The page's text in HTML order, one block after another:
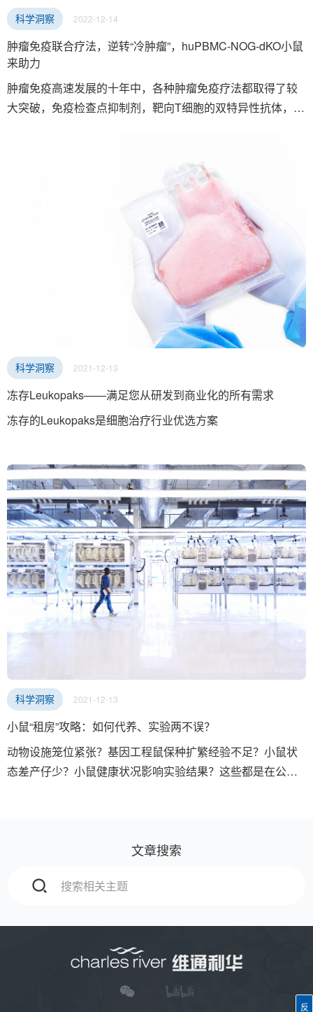
反
科学洞察 2022-12-14
肿瘤免疫联合疗法，逆转“冷肿瘤”，huPBMC-NOG-dKO小鼠
来助力
肿瘤免疫高速发展的十年中，各种肿瘤免疫疗法都取得了较
大突破，免疫检查点抑制剂，靶向T细胞的双特异性抗体，
因是在 “冷肿瘤”中几乎不存在免疫细胞，如何让免疫细胞浸
润这些肿瘤从而发挥抗肿瘤活性是需要解决的难题。
科学洞察 2021-12-13
冻存Leukopaks——满足您从研发到商业化的所有需求
冻存的Leukopaks是细胞治疗行业优选方案
科学洞察 2021-12-13
小鼠“租房”攻略：如何代养、实验两不误？
动物设施笼位紧张？基因工程鼠保种扩繁经验不足？小鼠状
态差产仔少？小鼠健康状况影响实验结果？这些都是在公共
文章搜索